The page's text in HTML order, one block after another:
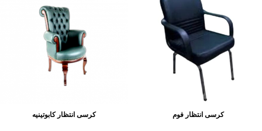
كرسى انتظار فوم كرسى انتظار كابوتينيه